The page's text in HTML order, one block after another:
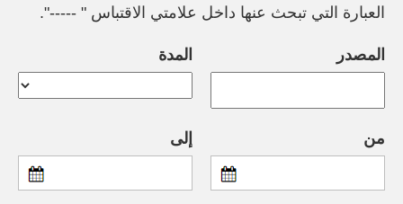
العبارة التي تبحث عنها داخل علامتي الاقتباس " -----".
المصدر المدة
من إلى